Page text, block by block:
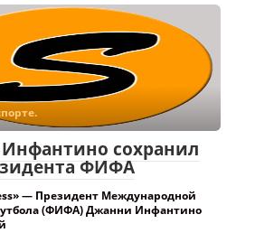
сохранил
ФИФА
— Президент Международной
(ФИФА) Джанни Инфантино